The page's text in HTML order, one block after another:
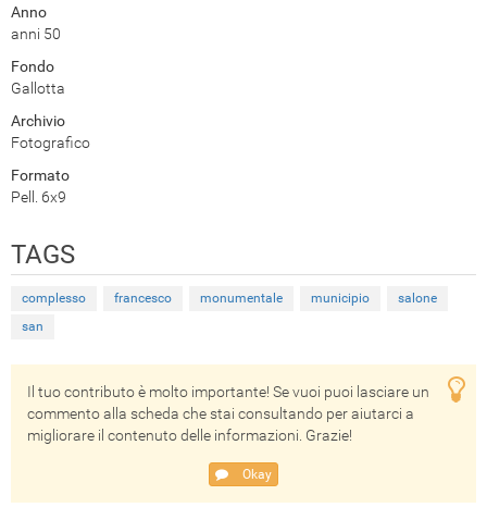
Anno
anni 50
Fondo
Gallotta
Archivio
Fotografico
Formato
Pell. 6x9
TAGS
complesso francesco monumentale municipio
salone
san
Il tuo contributo è molto importante! Se vuoi puoi lasciare un
commento alla scheda che stai consultando per aiutarci a
migliorare il contenuto delle informazioni. Grazie!
Okay